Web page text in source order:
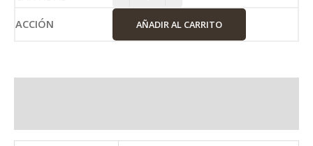
AÑADIR AL CARRITO